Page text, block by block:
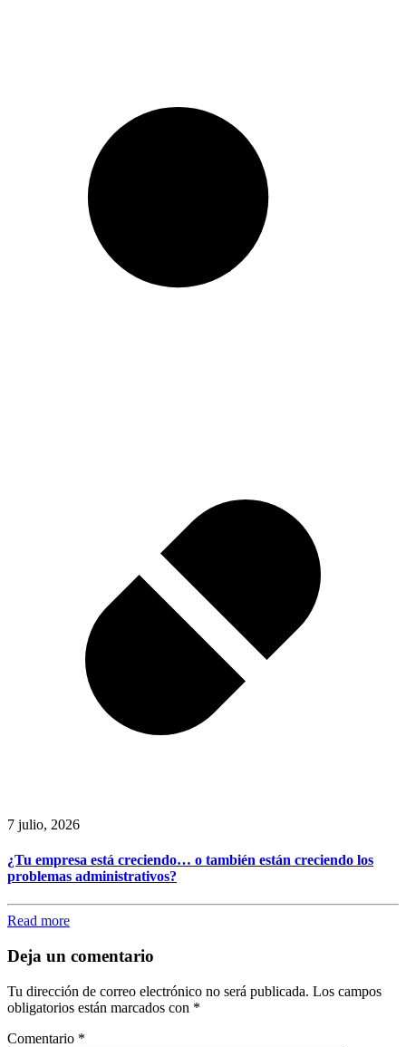
7 julio, 2026
¿Tu empresa está creciendo… o también están creciendo los
problemas administrativos?
Read more
Deja un comentario
Tu dirección de correo electrónico no será publicada. Los campos
obligatorios están marcados con *
Comentario *